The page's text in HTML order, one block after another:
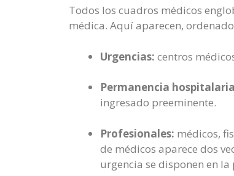
Todos los cuadros médicos
médica. Aquí aparecen,
Urgencias: centros
Permanencia
ingresado preeminente.
Profesionales: médicos,
de médicos aparece dos
urgencia se disponen en